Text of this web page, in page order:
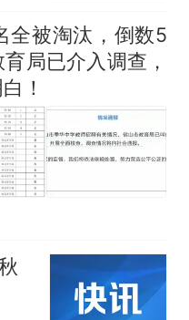
全被淘汰，倒数5
局已介入调查，
！